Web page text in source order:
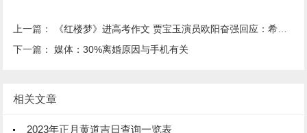
上一篇：
《红楼梦》进高考作文 贾宝玉演员欧阳奋强回应：希望大家热爱中国文化
下一篇：媒体：30%离婚原因与手机有关
相关文章
2023年正月黄道吉日查询一览表